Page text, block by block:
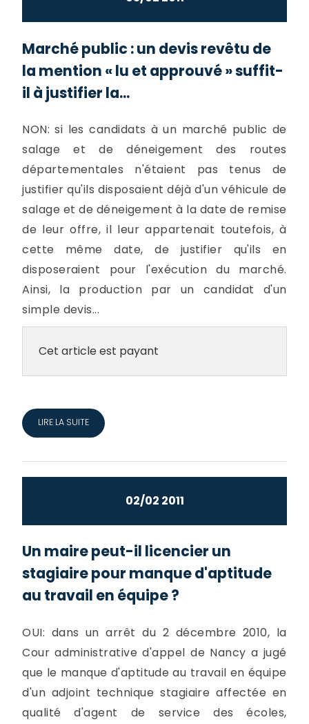
Marché public : un devis revêtu de
la mention « lu et approuvé » suffit-
il à justifier la...
NON: si les candidats à un marché public de
salage et de déneigement des routes
départementales n'étaient pas tenus de
justifier qu'ils disposaient déjà d'un véhicule de
salage et de déneigement à la date de remise
de leur offre, il leur appartenait toutefois, à
cette même date, de justifier qu'ils en
disposeraient pour l'exécution du marché.
Ainsi, la production par un candidat d'un
simple devis...
Cet article est payant
LIRE LA SUITE
02/02 2011
Un maire peut-il licencier un
stagiaire pour manque d'aptitude
au travail en équipe ?
OUI: dans un arrêt du 2 décembre 2010, la
Cour administrative d'appel de Nancy a jugé
que le manque d'aptitude au travail en équipe
d'un adjoint technique stagiaire affectée en
qualité d'agent de service des écoles,